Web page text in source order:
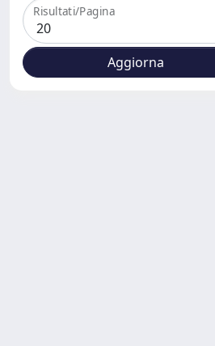
Risultati/Pagina